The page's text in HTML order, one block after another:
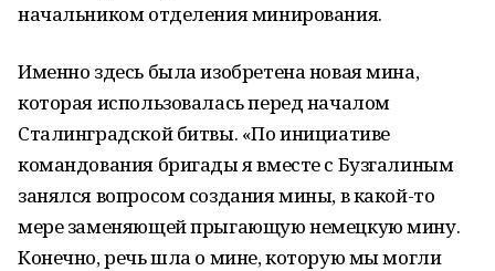
начальником отделения минирования.
Именно здесь была изобретена новая мина,
которая использовалась перед началом
Сталинградской битвы. «По инициативе
командования бригады я вместе с Бузгалиным
занялся вопросом создания мины, в какой-то
мере заменяющей прыгающую немецкую мину.
Конечно, речь шла о мине, которую мы могли